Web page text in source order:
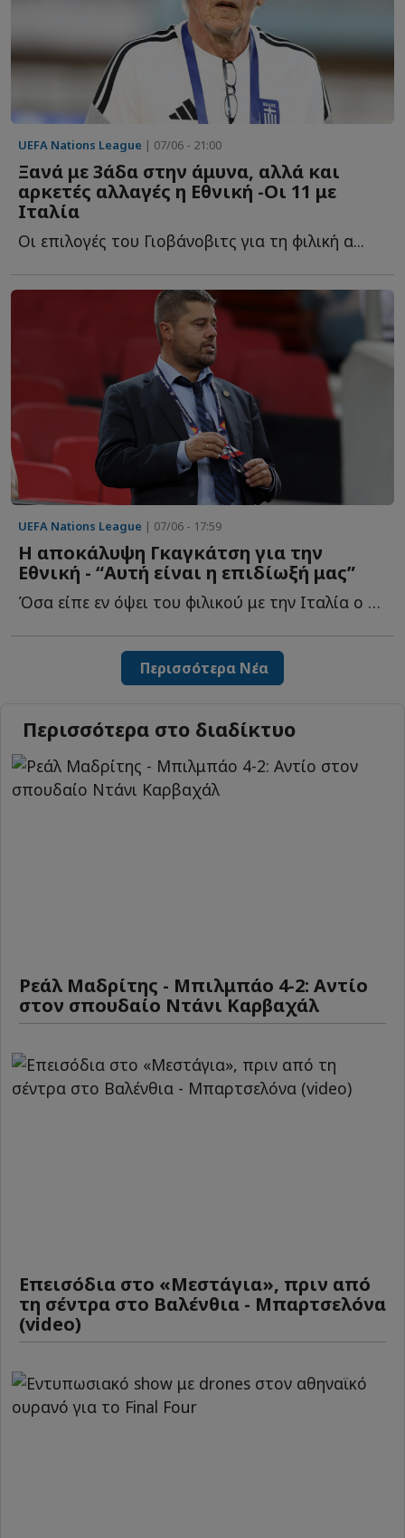
UEFA Nations League | 07/06 - 21:00
Ξανά με 3άδα στην άμυνα, αλλά και
αρκετές αλλαγές η Εθνική -Οι 11 με
Ιταλία
Οι επιλογές του Γιοβάνοβιτς για τη φιλική α...
UEFA Nations League | 07/06 - 17:59
Η αποκάλυψη Γκαγκάτση για την
Εθνική - “Αυτή είναι η επιδίωξή μας”
Όσα είπε εν όψει του φιλικού με την Ιταλία ο πρόεδρος τ...
Περισσότερα Νέα
Περισσότερα στο διαδίκτυο
Ρεάλ Μαδρίτης - Μπιλμπάο 4-2: Αντίο
στον σπουδαίο Ντάνι Καρβαχάλ
Επεισόδια στο «Μεστάγια», πριν από
τη σέντρα στο Βαλένθια - Μπαρτσελόνα
(video)